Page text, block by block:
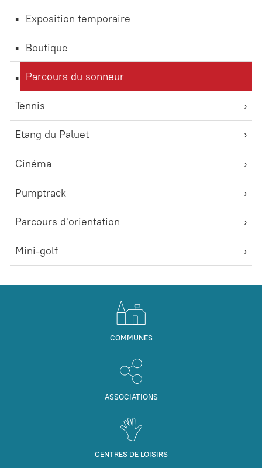
Exposition temporaire
Boutique
Parcours du sonneur
Tennis
Etang du Paluet
Cinéma
Pumptrack
Parcours d'orientation
Mini-golf
COMMUNES
ASSOCIATIONS
CENTRES DE LOISIRS